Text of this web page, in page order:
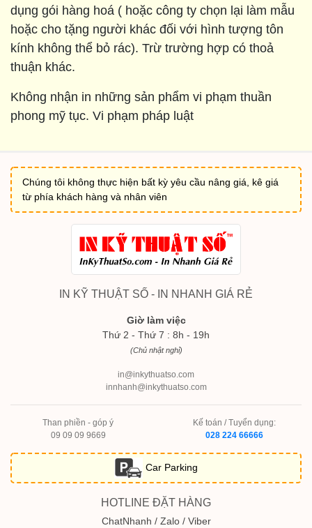
dụng gói hàng hoá ( hoặc công ty chọn lại làm mẫu
hoặc cho tặng người khác đối với hình tượng tôn
kính không thể bỏ rác). Trừ trường hợp có thoả
thuận khác.
Không nhận in những sản phẩm vi phạm thuần
phong mỹ tục. Vi phạm pháp luật
Chúng tôi không thực hiện bất kỳ yêu cầu nâng giá, kê giá
từ phía khách hàng và nhân viên
IN KỸ THUẬT SỐ - IN NHANH GIÁ RẺ
Giờ làm việc
Thứ 2 - Thứ 7 : 8h - 19h
(Chủ nhật nghỉ)
in@inkythuatso.com
innhanh@inkythuatso.com
Than phiền - góp ý
09 09 09 9669
Kế toán / Tuyển dụng:
028 224 66666
Car Parking
HOTLINE ĐẶT HÀNG
ChatNhanh / Zalo / Viber